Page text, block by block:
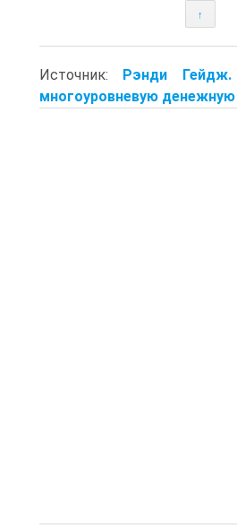
↑
Источник: Рэнди
многоуровневую